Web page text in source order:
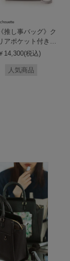
《推し事バッグ》ク
アポケット付きト
トバッグ
14,300(税込)
人気商品